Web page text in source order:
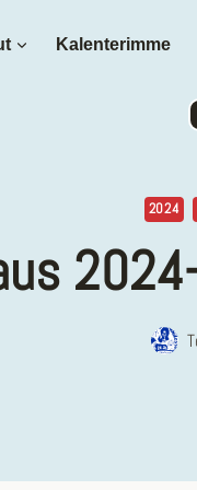
Kalenterimme
2024